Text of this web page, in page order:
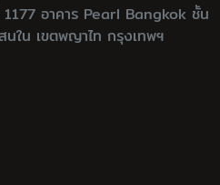
อาคาร Pearl Bangkok ชั้น
ใน เขตพญาไท กรุงเทพฯ